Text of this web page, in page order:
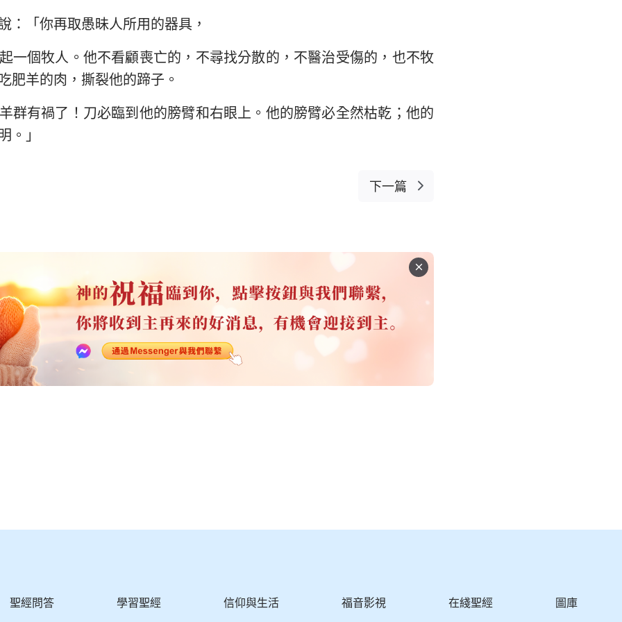
：「你再取愚昧人所用的器具，
一個牧人。他不看顧喪亡的，不尋找分散的，不醫治受傷的，也不牧
肥羊的肉，撕裂他的蹄子。
群有禍了！刀必臨到他的膀臂和右眼上。他的膀臂必全然枯乾；他的
。」
下一篇
聖經問答 學習聖經 信仰與生活 福音影視 在綫聖經 圖庫